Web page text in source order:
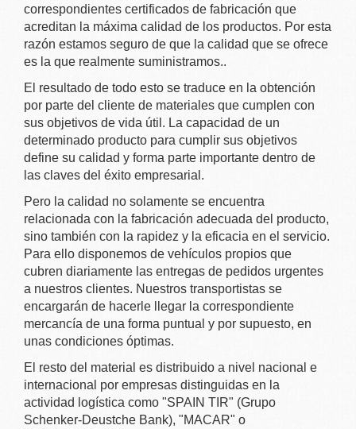
correspondientes certificados de fabricación que
acreditan la máxima calidad de los productos. Por esta
razón estamos seguro de que la calidad que se ofrece
es la que realmente suministramos..
El resultado de todo esto se traduce en la obtención
por parte del cliente de materiales que cumplen con
sus objetivos de vida útil. La capacidad de un
determinado producto para cumplir sus objetivos
define su calidad y forma parte importante dentro de
las claves del éxito empresarial.
Pero la calidad no solamente se encuentra
relacionada con la fabricación adecuada del producto,
sino también con la rapidez y la eficacia en el servicio.
Para ello disponemos de vehículos propios que
cubren diariamente las entregas de pedidos urgentes
a nuestros clientes. Nuestros transportistas se
encargarán de hacerle llegar la correspondiente
mercancía de una forma puntual y por supuesto, en
unas condiciones óptimas.
El resto del material es distribuido a nivel nacional e
internacional por empresas distinguidas en la
actividad logística como "SPAIN TIR" (Grupo
Schenker-Deustche Bank), "MACAR" o